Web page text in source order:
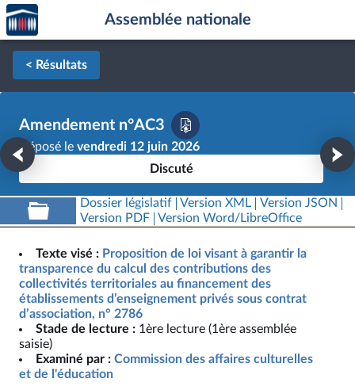
Aller au contenu
Aller en bas de la page
Accèder
à la
page
d'accueil
Assemblée nationale
< Résultats
Amendement n°AC3
Déposé le vendredi 12 juin 2026
Discuté
Dossier législatif Version XML
Version JSON
Version PDF
Version Word/LibreOffice
Texte visé : Proposition de loi visant à garantir la
transparence du calcul des contributions des
collectivités territoriales au financement des
établissements d’enseignement privés sous contrat
d’association, n° 2786
Stade de lecture : 1ère lecture (1ère assemblée
saisie)
Examiné par : Commission des affaires culturelles
et de l'éducation